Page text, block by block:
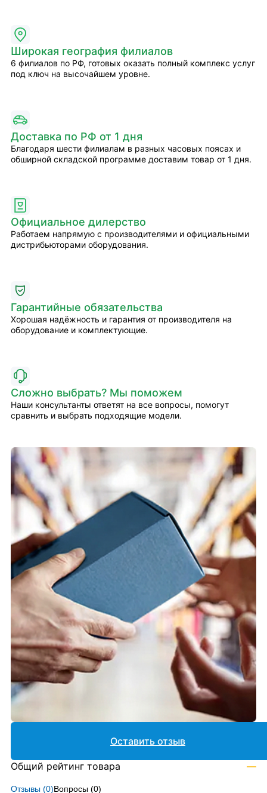
Широкая география филиалов
6 филиалов по РФ, готовых оказать полный комплекс услуг
под ключ на высочайшем уровне.
Доставка по РФ от 1 дня
Благодаря шести филиалам в разных часовых поясах и
обширной складской программе доставим товар от 1 дня.
Официальное дилерство
Работаем напрямую с производителями и официальными
дистрибьюторами оборудования.
Гарантийные обязательства
Хорошая надёжность и гарантия от производителя на
оборудование и комплектующие.
Сложно выбрать? Мы поможем
Наши консультанты ответят на все вопросы, помогут
сравнить и выбрать подходящие модели.
Отзывы (0)Вопросы (0)
Оставить отзыв
Общий рейтинг товара —